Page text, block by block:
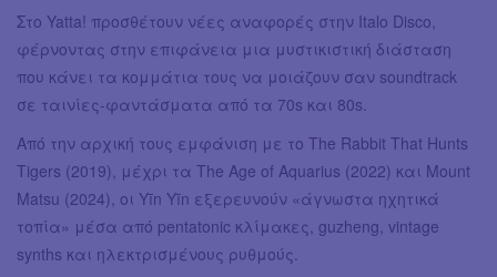
Στο Yatta! προσθέτουν νέες αναφορές στην Italo Disco,
φέρνοντας στην επιφάνεια μια μυστικιστική διάσταση
που κάνει τα κομμάτια τους να μοιάζουν σαν soundtrack
σε ταινίες-φαντάσματα από τα 70s και 80s.
Από την αρχική τους εμφάνιση με το The Rabbit That Hunts
Tigers (2019), μέχρι τα The Age of Aquarius (2022) και Mount
Matsu (2024), οι Yīn Yīn εξερευνούν «άγνωστα ηχητικά
τοπία» μέσα από pentatonic κλίμακες, guzheng, vintage
synths και ηλεκτρισμένους ρυθμούς.